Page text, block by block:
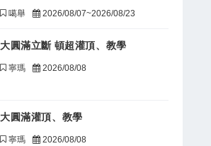
噶舉 2026/08/07~2026/08/23
大圓滿立斷 頓超灌頂、教學
寧瑪 2026/08/08
大圓滿灌頂、教學
寧瑪 2026/08/08